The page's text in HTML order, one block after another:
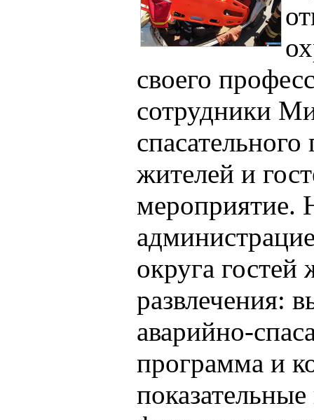
своего
сотрудники
жителей и
мероприятие.
округа гостей
развлечения:
аварийно-
программа и